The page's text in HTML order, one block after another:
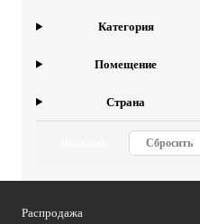
Категория
Помещение
Страна
Сбросить
Распродажа